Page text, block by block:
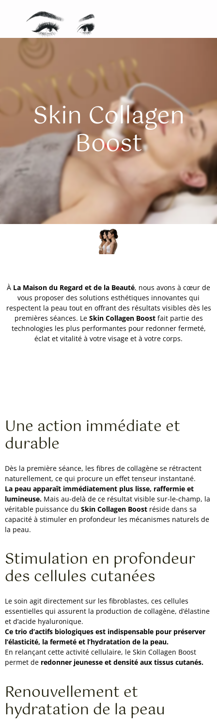
Skin Collagen
Boost
À La Maison du Regard et de la Beauté, nous avons à cœur de
vous proposer des solutions esthétiques innovantes qui
respectent la peau tout en offrant des résultats visibles dès les
premières séances. Le Skin Collagen Boostfait partie des
technologies les plus performantes pour redonner fermeté,
éclat et vitalité à votre visage et à votre corps.
Une action immédiate et
durable
Dès la première séance, les fibres de collagène se rétractent
naturellement, ce qui procure un effet tenseur instantané.
La peau apparaît immédiatement plus lisse, raffermie et
lumineuse. Mais au-delà de ce résultat visible sur-le-champ, la
véritable puissance du Skin Collagen Boost réside dans sa
capacité à stimuler en profondeur les mécanismes naturels de
la peau.
Stimulation en profondeur
des cellules cutanées
Le soin agit directement sur les fibroblastes, ces cellules
essentielles qui assurent la production de collagène, d’élastine
et d’acide hyaluronique.
Ce trio d’actifs biologiques est indispensable pour préserver
l’élasticité, la fermeté et l’hydratation de la peau.
En relançant cette activité cellulaire, le Skin Collagen Boost
permet de redonner jeunesse et densité aux tissus cutanés.
Renouvellement et
hydratation de la peau